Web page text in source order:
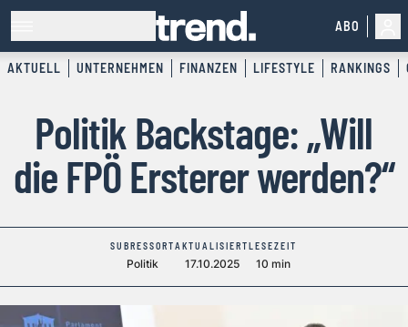
ABO
AKTUELL UNTERNEHMEN FINANZEN LIFESTYLE RANKINGS
Politik Backstage: „Will
die FPÖ Ersterer werden?“
SUBRESSORT
Politik
AKTUALISIERT
17.10.2025
LESEZEIT
10 min